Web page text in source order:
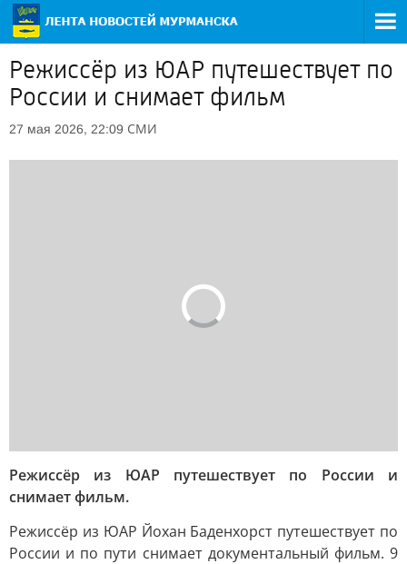
Режиссёр из ЮАР путешествует по
России и снимает фильм
27 мая 2026, 22:09 СМИ
Режиссёр из ЮАР путешествует по России и
снимает фильм.
Режиссёр из ЮАР Йохан Баденхорст путешествует по
России и по пути снимает документальный фильм. 9